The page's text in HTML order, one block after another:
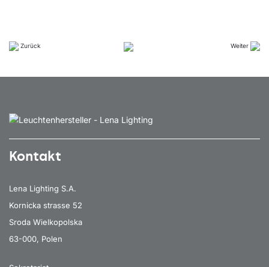
Zurück Weiter
Kontakt
Lena Lighting S.A.
Kornicka strasse 52
Sroda Wielkopolska
63-000, Polen